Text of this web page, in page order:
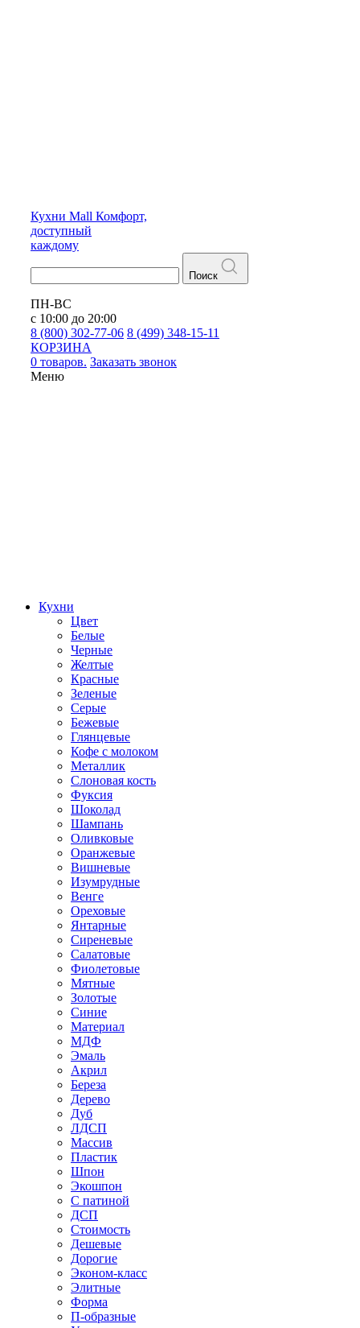
Кухни Mall Комфорт,
доступный
каждому
Поиск
ПН-ВС
с 10:00 до 20:00
8 (800) 302-77-06 8 (499) 348-15-11
КОРЗИНА
0 товаров. Заказать звонок
Меню
Кухни
Цвет
Белые
Черные
Желтые
Красные
Зеленые
Серые
Бежевые
Глянцевые
Кофе с молоком
Металлик
Слоновая кость
Фуксия
Шоколад
Шампань
Оливковые
Оранжевые
Вишневые
Изумрудные
Венге
Ореховые
Янтарные
Сиреневые
Салатовые
Фиолетовые
Мятные
Золотые
Синие
Материал
МДФ
Эмаль
Акрил
Береза
Дерево
Дуб
ЛДСП
Массив
Пластик
Шпон
Экошпон
С патиной
ДСП
Стоимость
Дешевые
Дорогие
Эконом-класс
Элитные
Форма
П-образные